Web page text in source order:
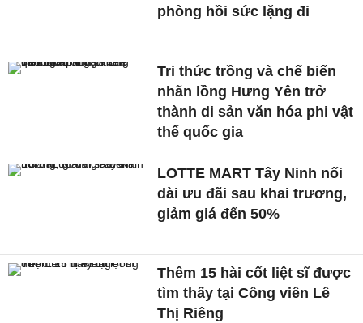
phòng hồi sức lặng đi
Tri thức trồng và chế biến
nhãn lồng Hưng Yên trở
thành di sản văn hóa phi vật
thể quốc gia
LOTTE MART Tây Ninh nối
dài ưu đãi sau khai trương,
giảm giá đến 50%
Thêm 15 hài cốt liệt sĩ được
tìm thấy tại Công viên Lê
Thị Riêng